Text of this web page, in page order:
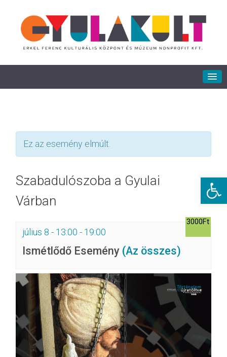
Ez az esemény elmúlt.
Szabadulószoba a Gyulai
Várban
július 8 - 13:00 - 19:00
Ismétlődő Esemény (Az összes)
3000Ft